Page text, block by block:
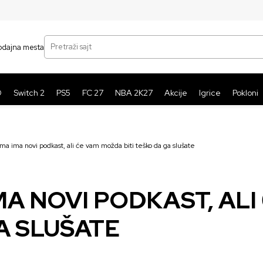
mesta
Pretraži sajt
Switch 2 PS5 FC 27 NBA 2K27 Akcije Igrice Pokloni
ima novi podkast, ali će vam možda biti teško da ga slušate
NOVI PODKAST,
SLUŠATE